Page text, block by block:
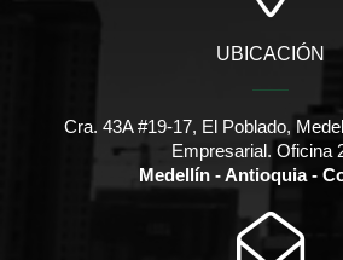
UBICACIÓN
Cra. 43A #19-17, El Poblado,
Empresarial. Oficina
Medellín - Antioquia -